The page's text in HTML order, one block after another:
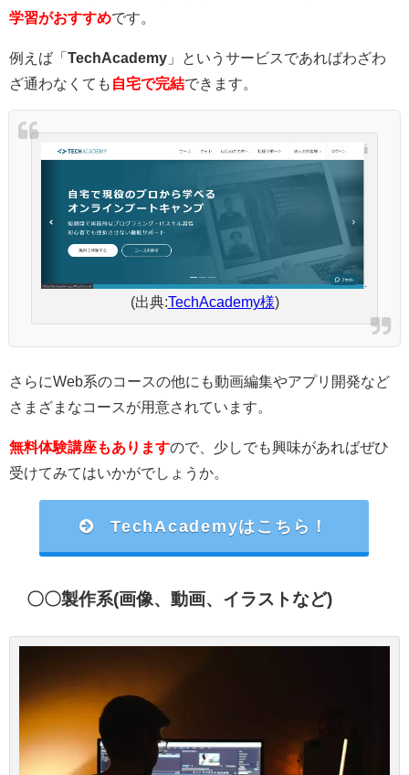
学習がおすすめです。
例えば「 TechAcademy 」というサービスであればわざわ
ざ通わなくても 自宅で完結できます。
(出典:TechAcademy様)
さらにWeb系のコースの他にも動画編集やアプリ開発など
さまざまなコースが用意されています。
無料体験講座もありますので、少しでも興味があればぜひ
受けてみてはいかがでしょうか。
TechAcademyはこちら！
〇〇製作系(画像、動画、イラストなど)